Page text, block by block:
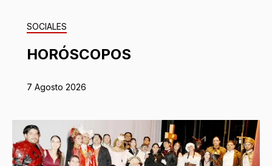
SOCIALES
HORÓSCOPOS
7 Agosto 2026